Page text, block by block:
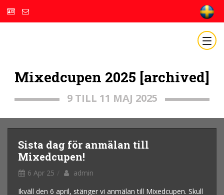
Mixedcupen 2025 [archived]
9 TILL 11 MAJ 2025
Sista dag för anmälan till
Mixedcupen!
6 Apr 25
admin
Ikväll den 6 april, stänger vi anmälan till Mixedcupen. Skull